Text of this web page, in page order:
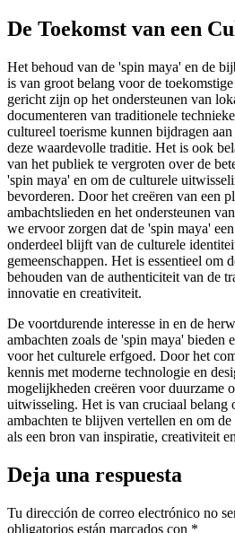
De Toekomst van een
Het behoud van de 'spin maya' en de
is van groot belang voor de
gericht zijn op het ondersteunen van
documenteren van traditionele
cultureel toerisme kunnen bijdragen
deze waardevolle traditie. Het is ook
van het publiek te vergroten over de
'spin maya' en om de culturele
bevorderen. Door het creëren van een
ambachtslieden en het ondersteunen
we ervoor zorgen dat de 'spin maya'
onderdeel blijft van de culturele
gemeenschappen. Het is essentieel om
behouden van de authenticiteit van de
innovatie en creativiteit.
De voortdurende interesse in en de
ambachten zoals de 'spin maya' bieden
voor het culturele erfgoed. Door het
kennis met moderne technologie en
mogelijkheden creëren voor duurzame
uitwisseling. Het is van cruciaal belang
ambachten te blijven vertellen en om
als een bron van inspiratie, creativiteit
Deja una respuesta
Tu dirección de correo electrónico no
obligatorios están marcados con *